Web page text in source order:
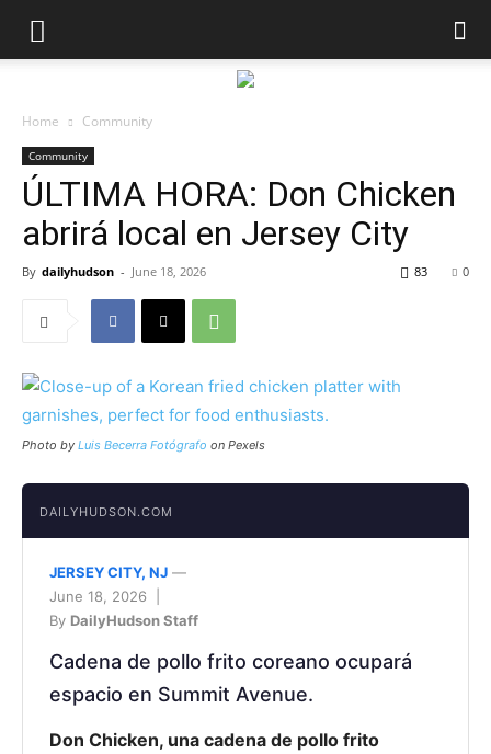
Home Community
Community
ÚLTIMA HORA: Don Chicken
abrirá local en Jersey City
By dailyhudson - June 18, 2026 0
83
Photo by Luis Becerra Fotógrafo on Pexels
DAILYHUDSON.COM
JERSEY CITY, NJ —
June 18, 2026 |
By DailyHudson Staff
Cadena de pollo frito coreano ocupará
espacio en Summit Avenue.
Don Chicken, una cadena de pollo frito